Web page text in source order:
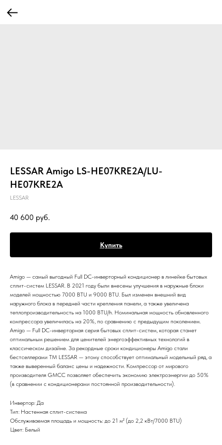
LESSAR Amigo LS-HE07KRE2A/LU-
HE07KRE2A
LESSAR
40 600 руб.
Купить
Amigo — самый выгодный Full DC-инверторный кондиционер в линейке бытовых
сплит-систем LESSAR. В 2021 году были внесены улучшения в наружные блоки
моделей мощностью 7000 BTU и 9000 BTU. Был изменен внешний вид
наружного блока в передней части крепления панели, а также увеличена
теплопроизводительность на 1000 BTU/h. Номинальная мощность обновленного
компрессора увеличилась на 20%, по сравнению с предыдущим поколением.
Amigo — Full DC-инверторная серия бытовых сплит-систем, которая станет
оптимальным решением для ценителей энергоэффективных технологий в
классическом дизайне. За рекордные сроки кондиционеры Amigo стали
бестселлерами TM LESSAR — этому способствует оптимальный модельный ряд, а
также выверенный баланс цены и надежности. Компрессор от мирового
производителя GMCC позволяет обеспечить экономию электроэнергии до 50%
(в сравнении с кондиционерами постоянной производительности).
Инвертор: Да
Тип: Настенная сплит-система
Обслуживаемая площадь и мощность: до 21 м² (до 2,2 кВт/7000 BTU)
Цвет: Белый